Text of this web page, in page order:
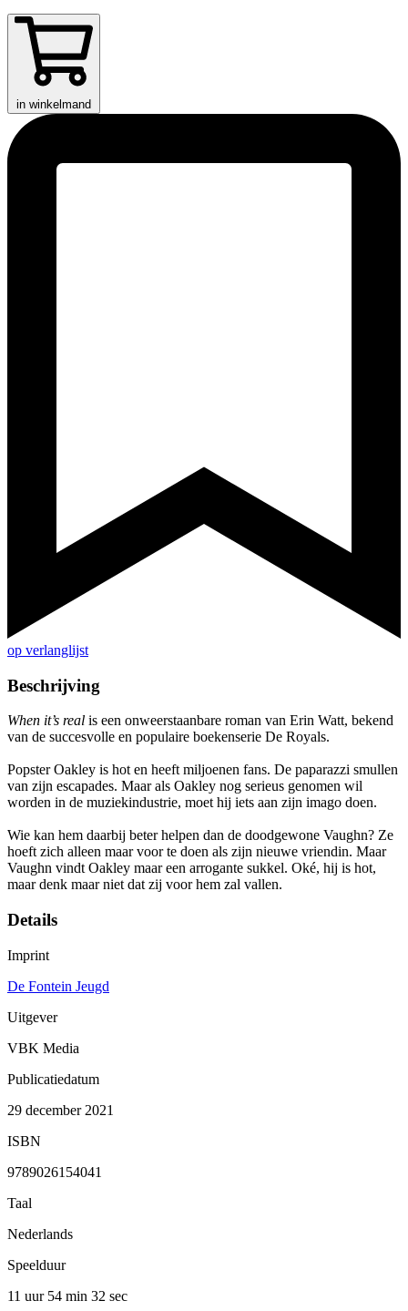
in winkelmand
op verlanglijst
Beschrijving
When it’s real is een onweerstaanbare roman van Erin Watt, bekend
van de succesvolle en populaire boekenserie De Royals.
Popster Oakley is hot en heeft miljoenen fans. De paparazzi smullen
van zijn escapades. Maar als Oakley nog serieus genomen wil
worden in de muziekindustrie, moet hij iets aan zijn imago doen.
Wie kan hem daarbij beter helpen dan de doodgewone Vaughn? Ze
hoeft zich alleen maar voor te doen als zijn nieuwe vriendin. Maar
Vaughn vindt Oakley maar een arrogante sukkel. Oké, hij is hot,
maar denk maar niet dat zij voor hem zal vallen.
Details
Imprint
De Fontein Jeugd
Uitgever
VBK Media
Publicatiedatum
29 december 2021
ISBN
9789026154041
Taal
Nederlands
Speelduur
11 uur 54 min 32 sec